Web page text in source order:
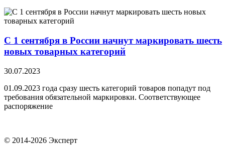
С 1 сентября в России начнут маркировать шесть
новых товарных категорий
30.07.2023
01.09.2023 года сразу шесть категорий товаров попадут под
требования обязательной маркировки. Соответствующее
распоряжение
© 2014-2026 Эксперт